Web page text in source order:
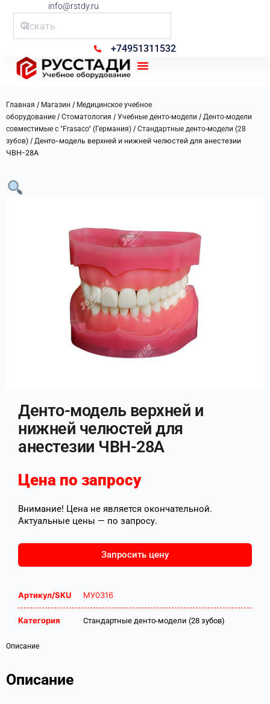
info@rstdy.ru
+74951311532
Главная / Магазин / Медицинское учебное
оборудование / Стоматология / Учебные денто-модели / Денто-модели
совместимые с "Frasaco" (Германия) / Стандартные денто-модели (28
зубов) / Денто-модель верхней и нижней челюстей для анестезии
ЧВН-28А
Денто-модель верхней и
нижней челюстей для
анестезии ЧВН-28А
Цена по запросу
Внимание! Цена не является окончательной.
Актуальные цены — по запросу.
Запросить цену
Артикул/SKU МУ0316
Категория Стандартные денто-модели (28 зубов)
Описание
Описание